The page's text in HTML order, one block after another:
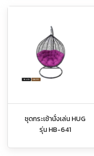
ชุดกระเช้านั่งเล่น HUG
รุ่น HB-641